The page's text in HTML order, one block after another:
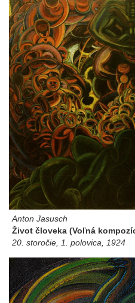
Anton Jasusch
Život človeka (Voľná
20. storočie, 1. polovica, 1924